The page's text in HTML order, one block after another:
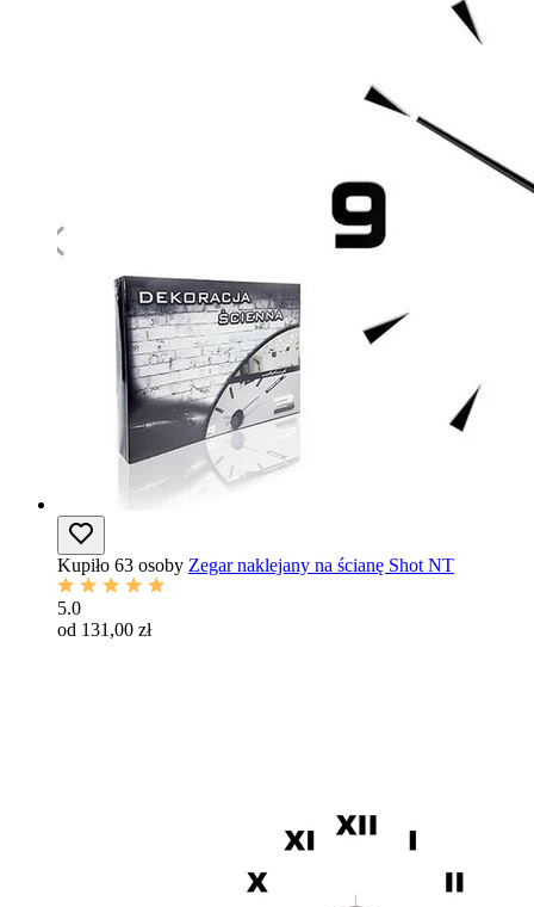
Kupiło 63 osoby Zegar naklejany na ścianę Shot NT
5.0
od 131,00 zł